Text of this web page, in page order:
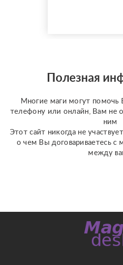
выхода из
Также
проблемами
Полезная
Многие маги могут помочь
телефону или онлайн, Вам не
ним
Этот сайт никогда не
о чем Вы договариваетесь с
между